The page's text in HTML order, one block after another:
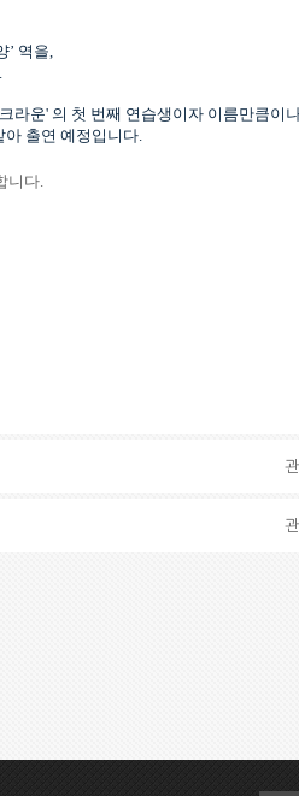
’ 역을,
.
라운' 의 첫 번째 연습생이자 이름만큼이
아 출연 예정입니다.
니다.